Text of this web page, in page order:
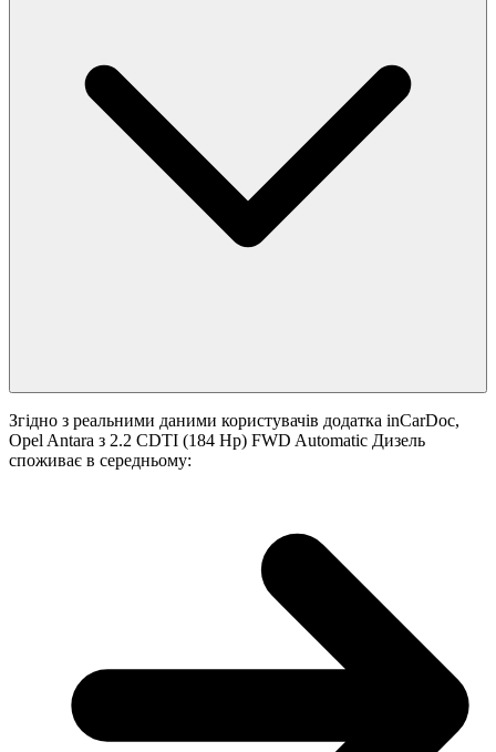
Згідно з реальними даними користувачів додатка inCarDoc,
Opel Antara з 2.2 CDTI (184 Hp) FWD Automatic Дизель
споживає в середньому: